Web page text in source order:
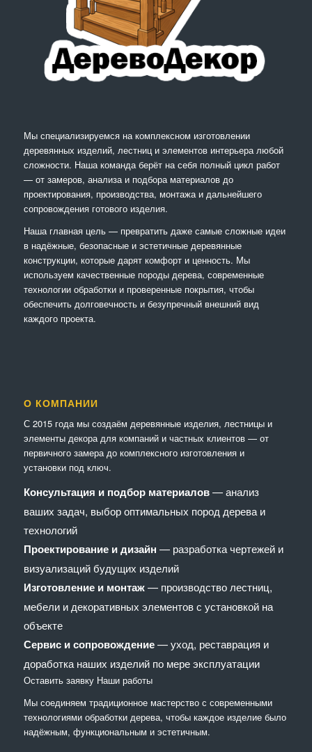
Мы специализируемся на комплексном изготовлении
деревянных изделий, лестниц и элементов интерьера любой
сложности. Наша команда берёт на себя полный цикл работ
— от замеров, анализа и подбора материалов до
проектирования, производства, монтажа и дальнейшего
сопровождения готового изделия.
Наша главная цель — превратить даже самые сложные идеи
в надёжные, безопасные и эстетичные деревянные
конструкции, которые дарят комфорт и ценность. Мы
используем качественные породы дерева, современные
технологии обработки и проверенные покрытия, чтобы
обеспечить долговечность и безупречный внешний вид
каждого проекта.
О КОМПАНИИ
С 2015 года мы создаём деревянные изделия, лестницы и
элементы декора для компаний и частных клиентов — от
первичного замера до комплексного изготовления и
установки под ключ.
Консультация и подбор материалов— анализ
ваших задач, выбор оптимальных пород дерева и
технологий
Проектирование и дизайн — разработка чертежей и
визуализаций будущих изделий
Изготовление и монтаж— производство лестниц,
мебели и декоративных элементов с установкой на
объекте
Сервис и сопровождение— уход, реставрация и
доработка наших изделий по мере эксплуатации
Оставить заявку Наши работы
Мы соединяем традиционное мастерство с современными
технологиями обработки дерева, чтобы каждое изделие было
надёжным, функциональным и эстетичным.